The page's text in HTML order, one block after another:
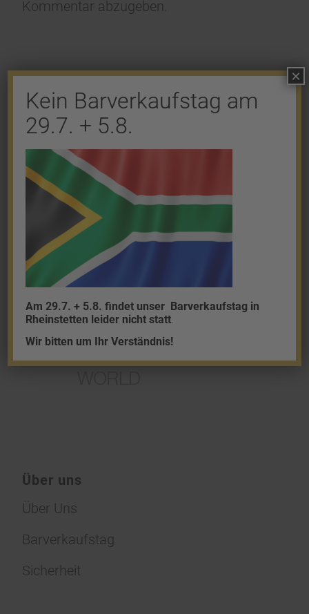
Kommentar abzugeben.
Shop
Granalien
Palladium
Platin
Silber
Über uns
Über Uns
Barverkaufstag
Sicherheit
Kein Barverkaufstag am
29.7. + 5.8.
Am 29.7. + 5.8. findet unser Barverkaufstag in
Rheinstetten leider nicht statt
Wir bitten um Ihr Verständnis!
×